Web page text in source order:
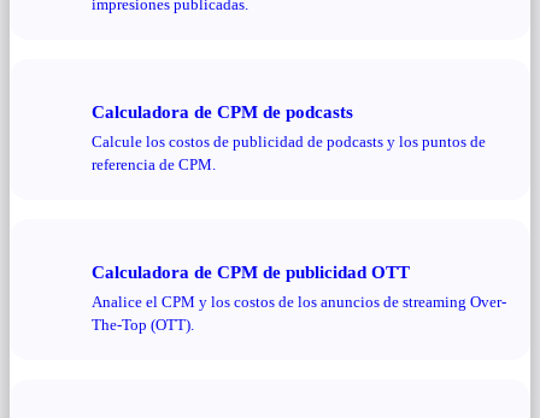
impresiones publicadas.
Calculadora de CPM de podcasts
Calcule los costos de publicidad de podcasts y los puntos de
referencia de CPM.
Calculadora de CPM de publicidad OTT
Analice el CPM y los costos de los anuncios de streaming Over-
The-Top (OTT).